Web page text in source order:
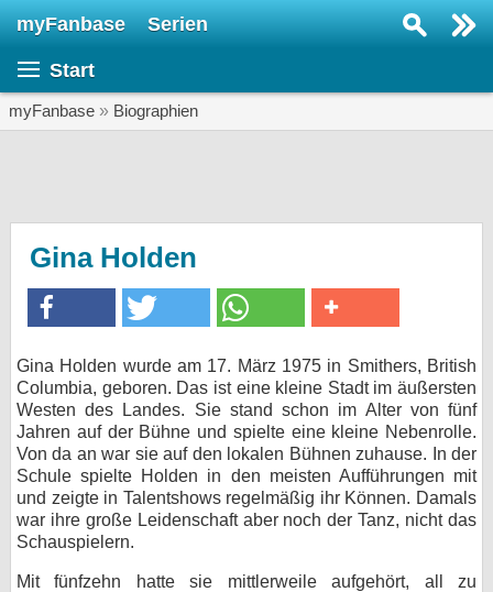
myFanbase Serien
Start
myFanbase » Biographien
Gina Holden
Gina Holden wurde am 17. März 1975 in Smithers, British
Columbia, geboren. Das ist eine kleine Stadt im äußersten
Westen des Landes. Sie stand schon im Alter von fünf
Jahren auf der Bühne und spielte eine kleine Nebenrolle.
Von da an war sie auf den lokalen Bühnen zuhause. In der
Schule spielte Holden in den meisten Aufführungen mit
und zeigte in Talentshows regelmäßig ihr Können. Damals
war ihre große Leidenschaft aber noch der Tanz, nicht das
Schauspielern.
Mit fünfzehn hatte sie mittlerweile aufgehört, all zu
Veranstaltungen
KULTUR
Specials
SERVICE
Gewinnspiele
Forum
bei X
bei Facebook